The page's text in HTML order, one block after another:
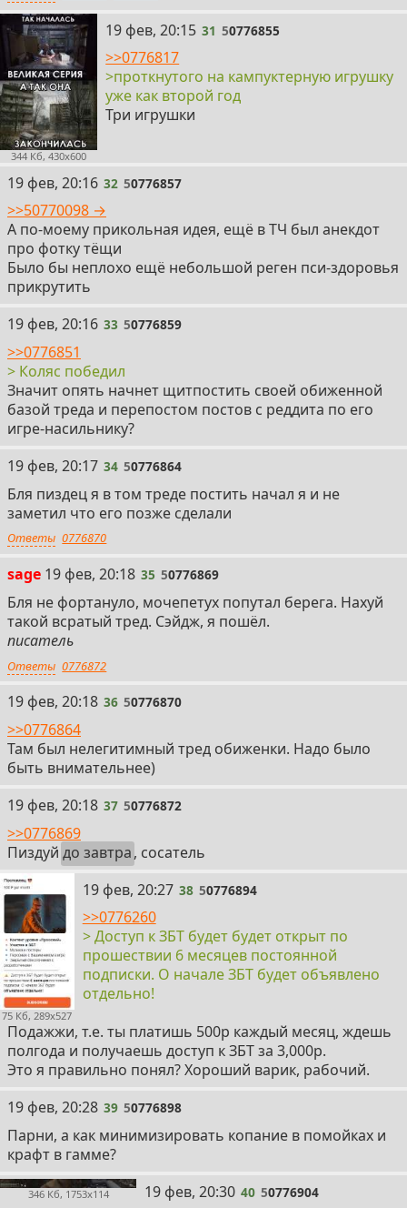
344 Кб, 430x600
31
19 фев, 20:15 31 50776855
>>0776817
>проткнутого на кампуктерную игрушку
уже как второй год
Три игрушки
32
19 фев, 20:16 32 50776857
>>50770098 →
А по-моему прикольная идея, ещё в ТЧ был анекдот
про фотку тёщи
Было бы неплохо ещё небольшой реген пси-здоровья
прикрутить
33
19 фев, 20:16 33 50776859
>>0776851
> Коляс победил
Значит опять начнет щитпостить своей обиженной
базой треда и перепостом постов с реддита по его
игре-насильнику?
34
19 фев, 20:17 34 50776864
Бля пиздец я в том треде постить начал я и не
заметил что его позже сделали
Ответы 0776870
sage 35
19 фев, 20:18 35 50776869
Бля не фортануло, мочепетух попутал берега. Нахуй
такой всратый тред. Сэйдж, я пошёл.
писатель
Ответы 0776872
36
19 фев, 20:18 36 50776870
>>0776864
Там был нелегитимный тред обиженки. Надо было
быть внимательнее)
37
19 фев, 20:18 37 50776872
>>0776869
Пиздуй до завтра, сосатель
75 Кб, 289x527
38
19 фев, 20:27 38 50776894
>>0776260
> Доступ к ЗБТ будет будет открыт по
прошествии 6 месяцев постоянной
подписки. О начале ЗБТ будет объявлено
отдельно!
Подажжи, т.е. ты платишь 500р каждый месяц, ждешь
полгода и получаешь доступ к ЗБТ за 3,000р.
Это я правильно понял? Хороший варик, рабочий.
39
19 фев, 20:28 39 50776898
Парни, а как минимизировать копание в помойках и
крафт в гамме?
346 Кб, 1753x114 40
19 фев, 20:30 40 50776904